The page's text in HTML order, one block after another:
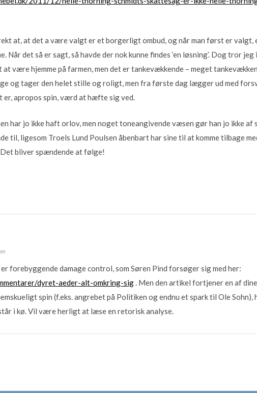
at, at det a være valgt er et borgerligt ombud, og når man først er valgt,
det så er sagt, så havde der nok kunne findes ‘en løsning’. Dog tror jeg
at være hjemme på farmen, men det er tankevækkende – meget
og tager den helet stille og roligt, men fra første dag lægger ud med
er, apropos spin, værd at hæfte sig ved.
har jo ikke haft orlov, men noget toneangivende væsen gør han jo ikke af
til, ligesom Troels Lund Poulsen åbenbart har sine til at komme tilbage
bliver spændende at følge!
er forebyggende damage control, som Søren Pind forsøger sig med her:
dyret-aeder-alt-omkring-sig. Men den artikel fortjener en af
spin (f.eks. angrebet på Politiken og endnu et spark til Ole Sohn),
i kø. Vil være herligt at læse en retorisk analyse.